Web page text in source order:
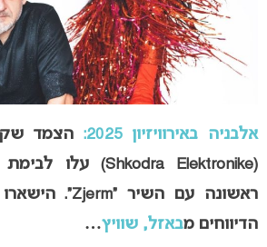
אלבניה באירוויזיון 2025: הצמד
(Shkodra Elektronike)
עלו לבימת
ראשונה עם השיר “Zjerm”
.
הדיווחים מבאזל, שוויץ…